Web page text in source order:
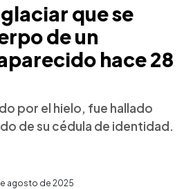
que se
de un
hace 28
por el hielo, fue hallado
de su cédula de identidad.
agosto de 2025